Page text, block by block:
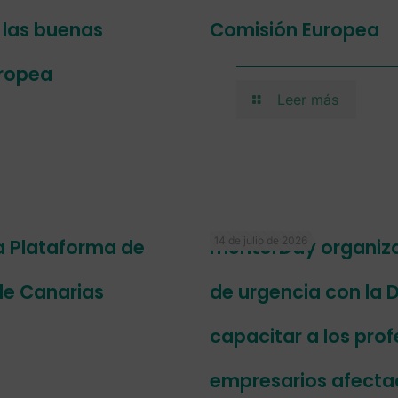
buenas
Comisión Europea
Leer más
Plataforma de
Canarias
14 de julio de 2026
mentorDay
de urgencia con la
capacitar a los
empresarios